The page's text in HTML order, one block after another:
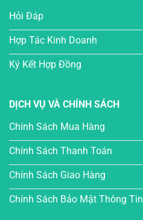
Hỏi Đáp
Hợp Tác Kinh Doanh
Ký Kết Hợp Đồng
DỊCH VỤ VÀ CHÍNH SÁCH
Chính Sách Mua Hàng
Chính Sách Thanh Toán
Chính Sách Giao Hàng
Chính Sách Bảo Mật Thông Tin